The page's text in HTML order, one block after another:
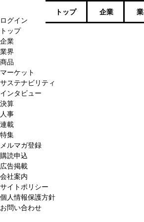
ログイン
トップ
企業
業界
商品
マーケット
サステナビリティ
インタビュー
決算
人事
連載
特集
メルマガ登録
購読申込
広告掲載
会社案内
サイトポリシー
個人情報保護方針
お問い合わせ
トップ 企業